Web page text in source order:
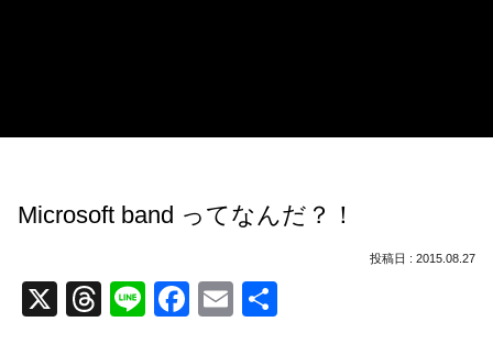
Microsoft band ってなんだ？！
2015.08.27
X
T
Li
F
E